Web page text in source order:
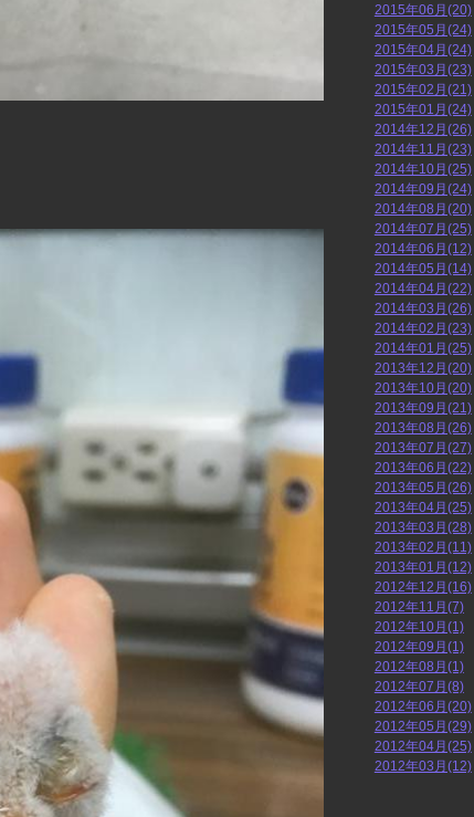
2015年06月(20)
2015年05月(24)
2015年04月(24)
2015年03月(23)
2015年02月(21)
2015年01月(24)
2014年12月(26)
2014年11月(23)
2014年10月(25)
2014年09月(24)
2014年08月(20)
2014年07月(25)
2014年06月(12)
2014年05月(14)
2014年04月(22)
2014年03月(26)
2014年02月(23)
2014年01月(25)
2013年12月(20)
2013年10月(20)
2013年09月(21)
2013年08月(26)
2013年07月(27)
2013年06月(22)
2013年05月(26)
2013年04月(25)
2013年03月(28)
2013年02月(11)
2013年01月(12)
2012年12月(16)
2012年11月(7)
2012年10月(1)
2012年09月(1)
2012年08月(1)
2012年07月(8)
2012年06月(20)
2012年05月(29)
2012年04月(25)
2012年03月(12)